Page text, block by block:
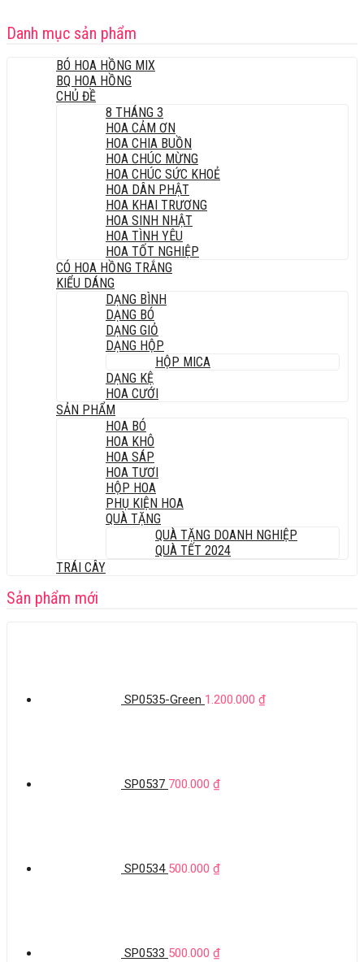
Danh mục sản phẩm
BÓ HOA HỒNG MIX
BQ HOA HỒNG
CHỦ ĐỀ
8 THÁNG 3
HOA CẢM ƠN
HOA CHIA BUỒN
HOA CHÚC MỪNG
HOA CHÚC SỨC KHOẺ
HOA DÂN PHẬT
HOA KHAI TRƯƠNG
HOA SINH NHẬT
HOA TÌNH YÊU
HOA TỐT NGHIỆP
CÓ HOA HỒNG TRẮNG
KIỂU DÁNG
DẠNG BÌNH
DẠNG BÓ
DẠNG GIỎ
DẠNG HỘP
HỘP MICA
DẠNG KỆ
HOA CƯỚI
SẢN PHẨM
HOA BÓ
HOA KHÔ
HOA SÁP
HOA TƯƠI
HỘP HOA
PHỤ KIỆN HOA
QUÀ TẶNG
QUÀ TẶNG DOANH NGHIỆP
QUÀ TẾT 2024
TRÁI CÂY
Sản phẩm mới
SP0535-Green 1.200.000 ₫
SP0537 700.000 ₫
SP0534 500.000 ₫
SP0533 500.000 ₫